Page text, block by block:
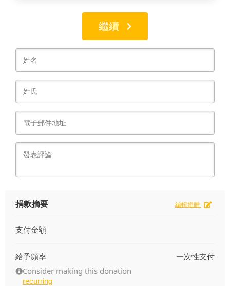
繼續
捐款摘要 編輯捐贈
支付金額
給予頻率
Consider making this donation
recurring
一次性支付